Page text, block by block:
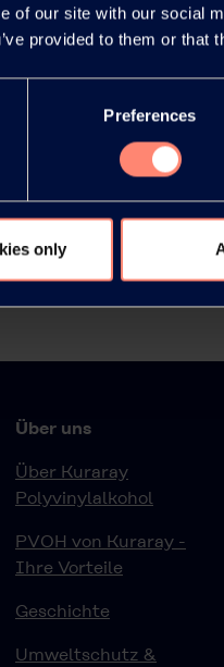
of our site with our social
provided to them or that
Preferences
only
Sie haben
Über uns
Über Kuraray
Polyvinylalkohol
PVOH von Kuraray -
Ihre Vorteile
Geschichte
Umweltschutz &